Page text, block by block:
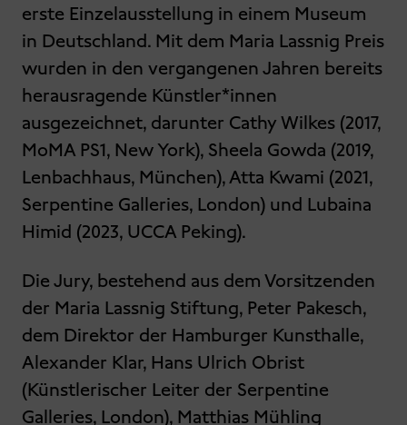
erste Einzelausstellung in einem Museum
in Deutschland. Mit dem Maria Lassnig Preis
wurden in den vergangenen Jahren bereits
herausragende Künstler*innen
ausgezeichnet, darunter Cathy Wilkes (2017,
MoMA PS1, New York), Sheela Gowda (2019,
Lenbachhaus, München), Atta Kwami (2021,
Serpentine Galleries, London) und Lubaina
Himid (2023, UCCA Peking).
Die Jury, bestehend aus dem Vorsitzenden
der Maria Lassnig Stiftung, Peter Pakesch,
dem Direktor der Hamburger Kunsthalle,
Alexander Klar, Hans Ulrich Obrist
(Künstlerischer Leiter der Serpentine
Galleries, London), Matthias Mühling